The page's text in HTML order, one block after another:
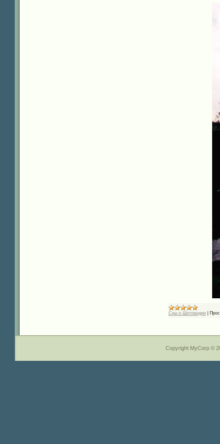
Сны о Шотландии
Copyright MyCorp ©